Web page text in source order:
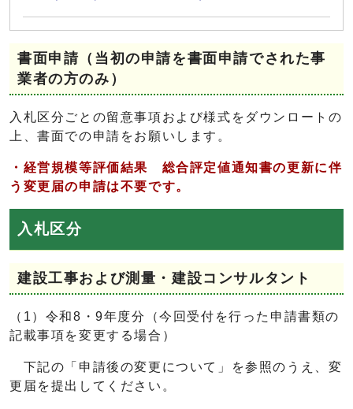
書面申請（当初の申請を書面申請でされた事
業者の方のみ）
入札区分ごとの留意事項および様式をダウンロートの
上、書面での申請をお願いします。
・経営規模等評価結果 総合評定値通知書の更新に伴
う変更届の申請は不要です。
入札区分
建設工事および測量・建設コンサルタント
（1）令和8・9年度分（今回受付を行った申請書類の
記載事項を変更する場合）
下記の「申請後の変更について」を参照のうえ、変
更届を提出してください。